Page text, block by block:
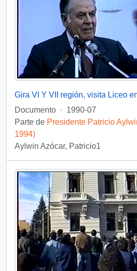
Gira VI Y VII región, visita Liceo
Documento · 1990-07
Parte de Presidente Patricio
1994)
Aylwin Azócar, Patricio1